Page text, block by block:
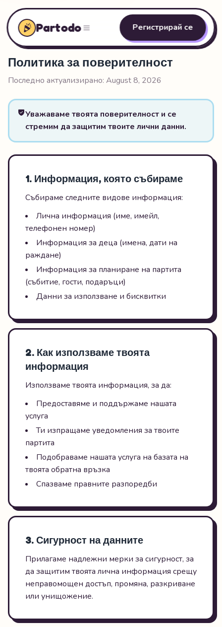
Partodo Регистрирай се
Политика за поверителност
Последно актуализирано: August 8, 2026
Уважаваме твоята поверителност и се
стремим да защитим твоите лични данни.
1. Информация, която събираме
Събираме следните видове информация:
Лична информация (име, имейл,
телефонен номер)
Информация за деца (имена, дати на
раждане)
Информация за планиране на партита
(събитие, гости, подаръци)
Данни за използване и бисквитки
2. Как използваме твоята
информация
Използваме твоята информация, за да:
Предоставяме и поддържаме нашата
услуга
Ти изпращаме уведомления за твоите
партита
Подобраваме нашата услуга на базата на
твоята обратна връзка
Спазваме правните разпоредби
3. Сигурност на данните
Прилагаме надлежни мерки за сигурност, за
да защитим твоята лична информация срещу
неправомощен достъп, промяна, разкриване
или унищожение.